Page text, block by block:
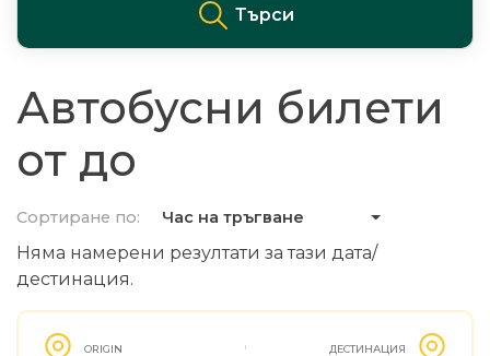
Търси
Автобусни билети
от до
Сортиране по: Час на тръгване
Няма намерени резултати за тази дата/
дестинация.
ORIGIN ДЕСТИНАЦИЯ